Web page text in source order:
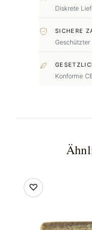
Diskrete
SICHERE
Konforme
♡